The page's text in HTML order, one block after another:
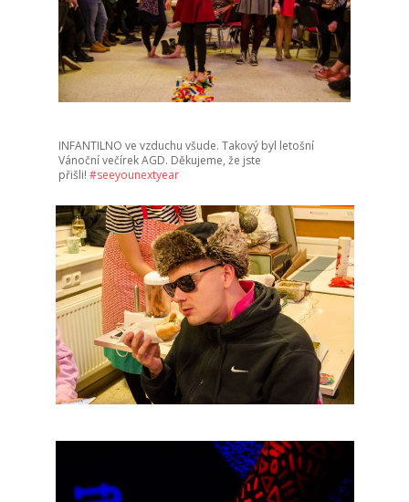
INFANTILNO ve vzduchu všude. Takový byl letošní
Vánoční večírek AGD. Děkujeme, že jste
přišli! #seeyounextyear